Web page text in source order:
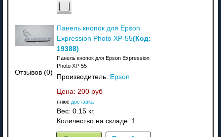
Отзывов (0)
Панель кнопок для Epson
Expression Photo XP-55(Код:
19388)
Панель кнопок для Epson Expression
Photo XP-55
Производитель: Epson
Цена: 200 руб
плюс доставка
Вес: 0.15 кг.
Количество на складе: 1